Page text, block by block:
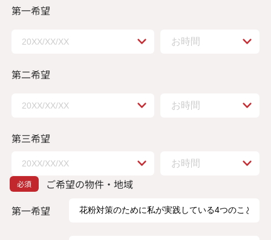
第一希望
第二希望
第三希望
ご希望の物件・地域
第一希望